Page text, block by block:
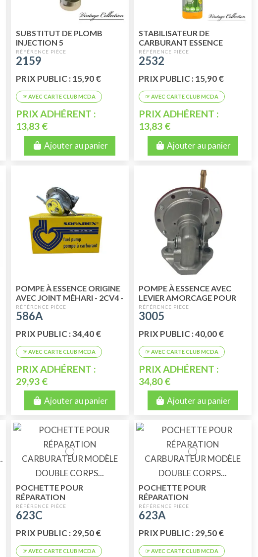
SUBSTITUT DE PLOMB
INJECTION 5
2159
PRIX PUBLIC : 15,90 €
PRIX ADHÉRENT :
13,83 €
Ajouter au panier
STABILISATEUR DE
CARBURANT ESSENCE
INJECTION 5
2532
PRIX PUBLIC : 15,90 €
PRIX ADHÉRENT :
13,83 €
Ajouter au panier
POMPE À ESSENCE ORIGINE
AVEC JOINT MÉHARI - 2CV4 -
2CV6 - DYANE 6 - ACADIANE
586A
PRIX PUBLIC : 34,40 €
PRIX ADHÉRENT :
29,93 €
Ajouter au panier
POMPE À ESSENCE AVEC
LEVIER AMORCAGE POUR
MÉHARI - 2CV4 - 2CV6 -
DYANE 6 - ACADI
3005
PRIX PUBLIC : 40,00 €
PRIX ADHÉRENT :
34,80 €
Ajouter au panier
POCHETTE POUR
RÉPARATION
CARBURATEUR MODÈLE
DOUBLE CORPS 26/35
623C
PRIX PUBLIC : 29,50 €
POCHETTE POUR
RÉPARATION
CARBURATEUR MODÈLE
DOUBLE CORPS 26/35
623A
PRIX PUBLIC : 29,50 €